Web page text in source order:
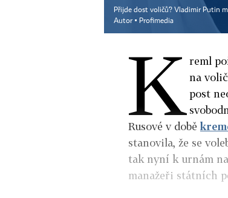
Přijde dost voličů? Vladimir Putin
Autor ▪ Profimedia
K reml
na
post
Rusové v době
stanovila, že se
tak nyní k urnám
manažeři státních